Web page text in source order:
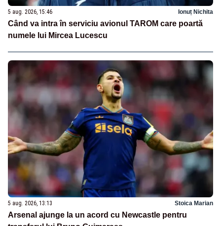
5 aug. 2026, 15:46 Ionuț Nichita
Când va intra în serviciu avionul TAROM care poartă
numele lui Mircea Lucescu
5 aug. 2026, 13:13 Stoica Marian
Arsenal ajunge la un acord cu Newcastle pentru